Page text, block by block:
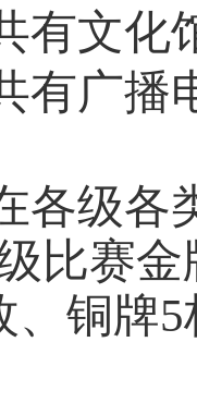
有文化
有广播
各级各
比赛
、铜牌